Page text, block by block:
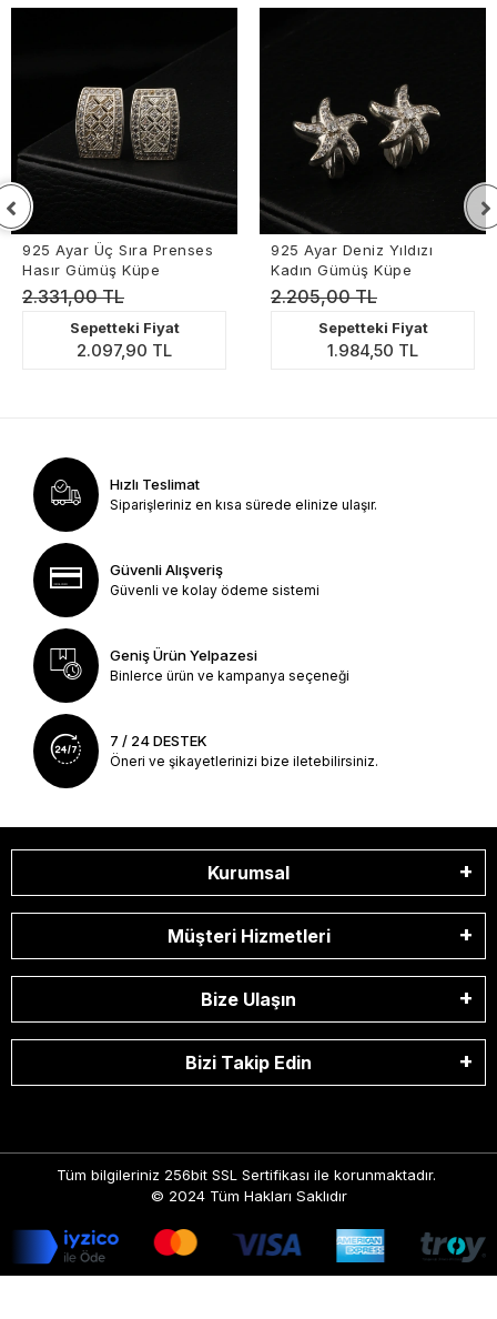
925 Ayar Üç Sıra Prenses
Hasır Gümüş Küpe
2.331,00 TL
Sepetteki Fiyat
2.097,90 TL
925 Ayar Deniz Yıldızı
Kadın Gümüş Küpe
2.205,00 TL
Sepetteki Fiyat
1.984,50 TL
Hızlı Teslimat
Siparişleriniz en kısa sürede elinize ulaşır.
Güvenli Alışveriş
Güvenli ve kolay ödeme sistemi
Geniş Ürün Yelpazesi
Binlerce ürün ve kampanya seçeneği
7 / 24 DESTEK
Öneri ve şikayetlerinizi bize iletebilirsiniz.
Kurumsal
Müşteri Hizmetleri
Bize Ulaşın
Bizi Takip Edin
Tüm bilgileriniz 256bit SSL Sertifikası ile korunmaktadır.
© 2024 Tüm Hakları Saklıdır